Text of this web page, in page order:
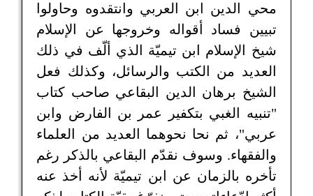
محي الدين ابن العربي وانتقدوه وحاولوا
تبيين فساد أقواله وخروجها عن الإسلام
شيخ الإسلام ابن تيميّة الذي ألّف في ذلك
العديد من الكتب والرسائل، وكذلك فعل
الشيخ برهان الدين البقاعي صاحب كتاب
"تنبيه الغبي بتكفير عمر بن الفارض وابن
عربي"، ثم نحا نحوهما العديد من العلماء
والفقهاء. وسوف نقدّم البقاعي بالذكر رغم
تأخره بالزمان عن ابن تيميّة لأنه أخذ عنه